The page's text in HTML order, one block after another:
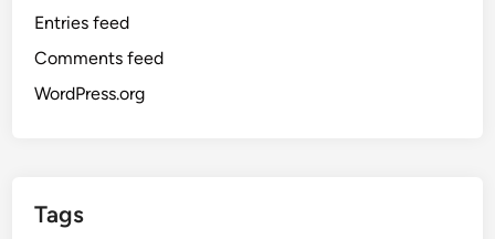
Entries feed
Comments feed
WordPress.org
Tags